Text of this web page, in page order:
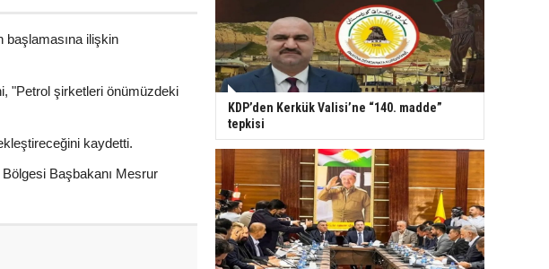
başlamasına ilişkin
"Petrol şirketleri önümüzdeki
kaydetti.
Bölgesi Başbakanı Mesrur
KDP’den Kerkük Valisi’ne “140. madde”
tepkisi